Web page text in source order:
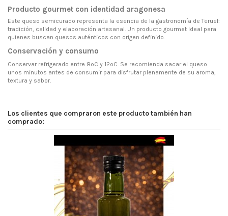
Producto gourmet con identidad aragonesa
Este queso semicurado representa la esencia de la gastronomía de Teruel:
tradición, calidad y elaboración artesanal. Un producto gourmet ideal para
quienes buscan quesos auténticos con origen definido.
Conservación y consumo
Conservar refrigerado entre 8ºC y 12ºC. Se recomienda sacar el queso
unos minutos antes de consumir para disfrutar plenamente de su aroma,
textura y sabor.
Los clientes que compraron este producto también han
comprado: